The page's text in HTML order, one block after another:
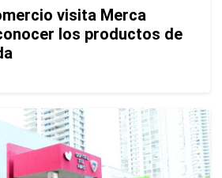
visita Merca
los productos de